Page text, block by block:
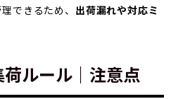
できるため、 出荷漏れや対応ミ
ルール｜注意点